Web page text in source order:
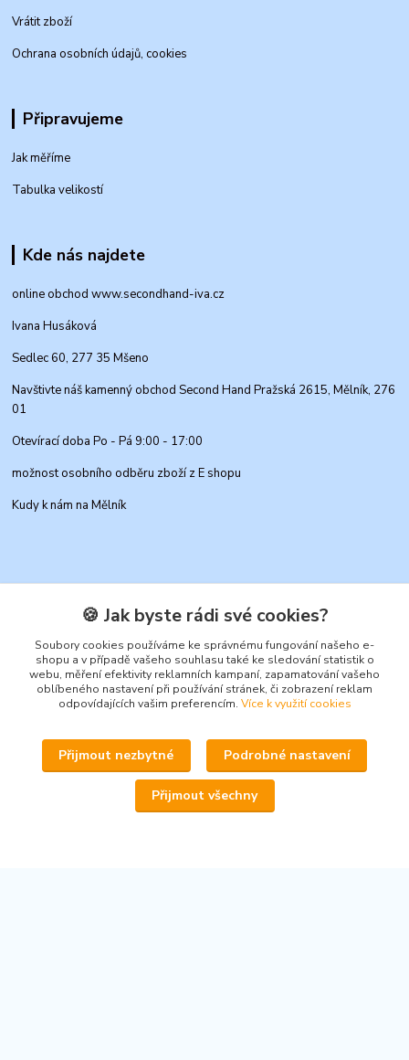
Vrátit zboží
Ochrana osobních údajů, cookies
Připravujeme
Jak měříme
Tabulka velikostí
Kde nás najdete
online obchod www.secondhand-iva.cz
Ivana Husáková
Sedlec 60, 277 35 Mšeno
Navštivte náš kamenný obchod Second Hand Pražská 2615, Mělník, 276
01
Otevírací doba Po - Pá 9:00 - 17:00
možnost osobního odběru zboží z E shopu
Kudy k nám na Mělník
Kontakty
www.secondhand-iva.cz
🍪 Jak byste rádi své cookies?
Soubory cookies používáme ke správnému fungování našeho e-
shopu a v případě vašeho souhlasu také ke sledování statistik o
webu, měření efektivity reklamních kampaní, zapamatování vašeho
oblíbeného nastavení při používání stránek, či zobrazení reklam
odpovídajících vašim preferencím. Více k využití cookies
Přijmout nezbytné Podrobné nastavení
Přijmout všechny